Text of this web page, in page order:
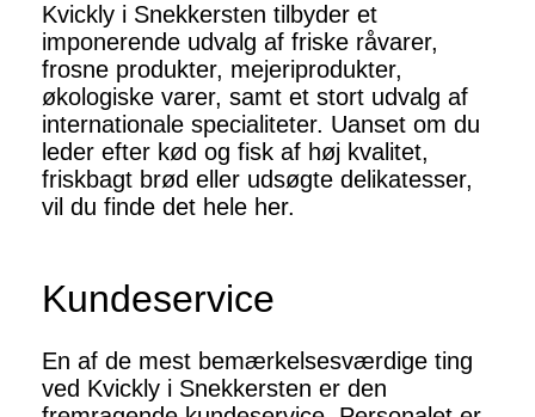
Kvickly i Snekkersten tilbyder et
imponerende udvalg af friske råvarer,
frosne produkter, mejeriprodukter,
økologiske varer, samt et stort udvalg af
internationale specialiteter. Uanset om du
leder efter kød og fisk af høj kvalitet,
friskbagt brød eller udsøgte delikatesser,
vil du finde det hele her.
Kundeservice
En af de mest bemærkelsesværdige ting
ved Kvickly i Snekkersten er den